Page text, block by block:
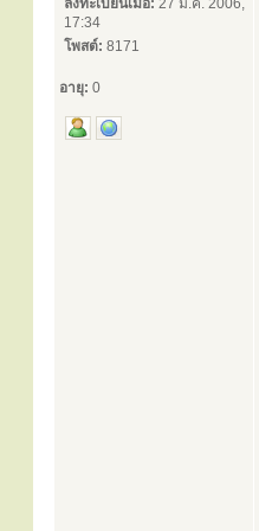
ลงทะเบียนเมื่อ: 27 มี.ค. 2006,
17:34
โพสต์: 8171
อายุ: 0